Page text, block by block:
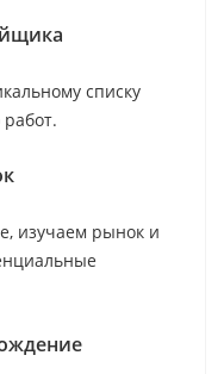
без
оценить
на такси.
от здания к
могут
списку
изучаем рынок и